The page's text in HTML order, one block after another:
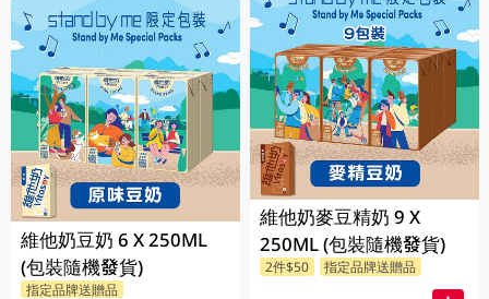
維他奶豆奶 6 X 250ML
(包裝隨機發貨)
指定品牌送贈品
維他奶麥豆精奶 9 X
250ML (包裝隨機發貨)
2件$50 指定品牌送贈品